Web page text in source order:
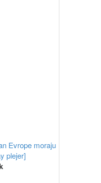
Evrope moraju
plejer]